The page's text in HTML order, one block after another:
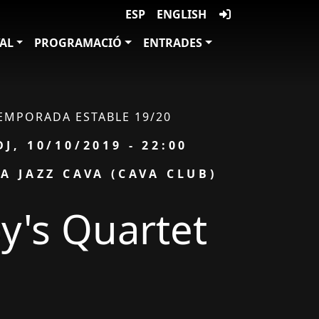
ESP
ENGLISH
PROGRAMACIÓ
ENTRADES
ESTABLE 19/20
10/10/2019 - 22:00
JAZZ CAVA (CAVA CLUB)
Quartet